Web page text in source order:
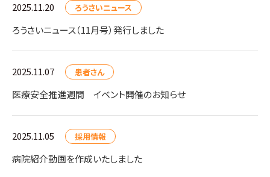
2025.11.20 ろうさいニュース
ろうさいニュース（11月号）発行しました
2025.11.07 患者さん
医療安全推進週間 イベント開催のお知らせ
2025.11.05 採用情報
病院紹介動画を作成いたしました